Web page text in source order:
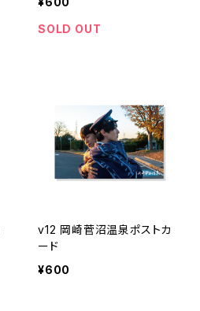
SOLD OUT
v12 岡崎菅沼温泉ポストカ
ード
¥600